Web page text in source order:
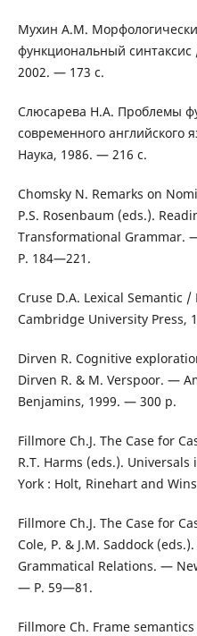
Мухин А.М.
функциональный
2002. — 173 с.
Слюсарева Н.А. Проблемы
современного
Наука, 1986. — 216 с.
Chomsky N. Remarks on
P.S. Rosenbaum (eds.).
Transformational Grammar.
Р. 184—221.
Cruse D.A. Lexical Semantic
Cambridge University Press,
Dirven R. Cognitive
Dirven R. & M. Verspoor. —
Benjamins, 1999. — 300 p.
Fillmore Ch.J. The Case for
R.T. Harms (eds.).
York : Holt, Rinehart and
Fillmore Ch.J. The Case for
Cole, P. & J.M. Saddock
Grammatical Relations. —
— P. 59—81.
Fillmore Ch. Frame